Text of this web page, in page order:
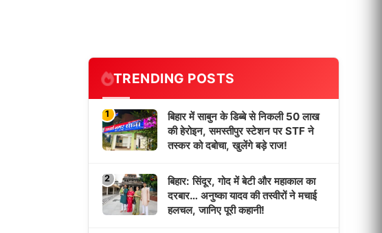
TRENDING POSTS
1
बिहार में साबुन के डिब्बे से निकली 50 लाख
की हेरोइन, समस्तीपुर स्टेशन पर STF ने
तस्कर को दबोचा, खुलेंगे बड़े राज!
2
बिहार: सिंदूर, गोद में बेटी और महाकाल का
दरबार… अनुष्का यादव की तस्वीरों ने मचाई
हलचल, जानिए पूरी कहानी!